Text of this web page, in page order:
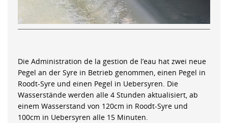
Die Administration de la gestion de l’eau hat zwei neue
Pegel an der Syre in Betrieb genommen, einen Pegel in
Roodt-Syre und einen Pegel in Uebersyren. Die
Wasserstände werden alle 4 Stunden aktualisiert, ab
einem Wasserstand von 120cm in Roodt-Syre und
100cm in Uebersyren alle 15 Minuten.